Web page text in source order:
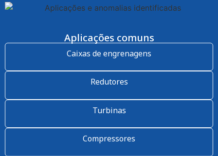
Aplicações comuns
Caixas de engrenagens
Redutores
Turbinas
Compressores